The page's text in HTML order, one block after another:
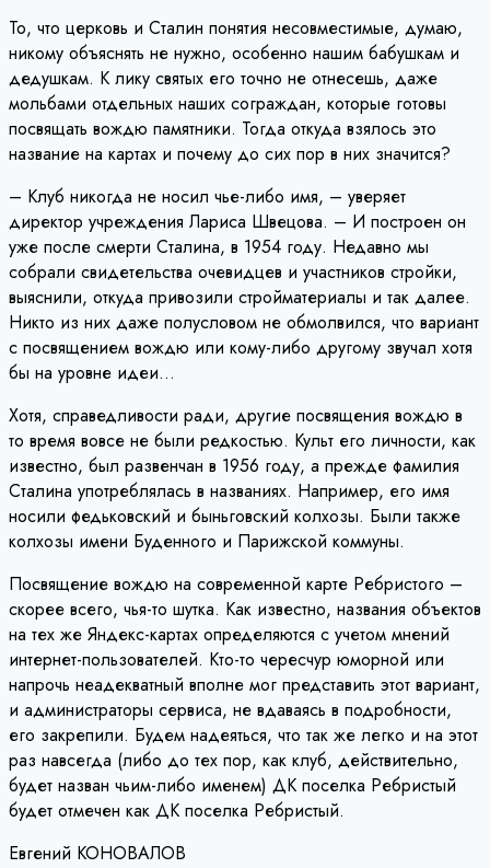
То, что церковь и Сталин понятия несовместимые, думаю,
никому объяснять не нужно, особенно нашим бабушкам и
дедушкам. К лику святых его точно не отнесешь, даже
мольбами отдельных наших сограждан, которые готовы
посвящать вождю памятники. Тогда откуда взялось это
название на картах и почему до сих пор в них значится?
– Клуб никогда не носил чье-либо имя, – уверяет
директор учреждения Лариса Швецова. – И построен он
уже после смерти Сталина, в 1954 году. Недавно мы
собрали свидетельства очевидцев и участников стройки,
выяснили, откуда привозили стройматериалы и так далее.
Никто из них даже полусловом не обмолвился, что вариант
с посвящением вождю или кому-либо другому звучал хотя
бы на уровне идеи…
Хотя, справедливости ради, другие посвящения вождю в
то время вовсе не были редкостью. Культ его личности, как
известно, был развенчан в 1956 году, а прежде фамилия
Сталина употреблялась в названиях. Например, его имя
носили федьковский и быньговский колхозы. Были также
колхозы имени Буденного и Парижской коммуны.
Посвящение вождю на современной карте Ребристого –
скорее всего, чья-то шутка. Как известно, названия объектов
на тех же Яндекс-картах определяются с учетом мнений
интернет-пользователей. Кто-то чересчур юморной или
напрочь неадекватный вполне мог представить этот вариант,
и администраторы сервиса, не вдаваясь в подробности,
его закрепили. Будем надеяться, что так же легко и на этот
раз навсегда (либо до тех пор, как клуб, действительно,
будет назван чьим-либо именем) ДК поселка Ребристый
будет отмечен как ДК поселка Ребристый.
Евгений КОНОВАЛОВ